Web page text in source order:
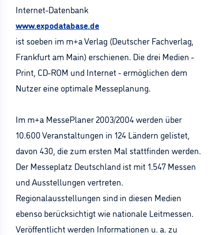
Internet-Datenbank
www.expodatabase.de
ist soeben im m+a Verlag (Deutscher Fachverlag,
Frankfurt am Main) erschienen. Die drei Medien -
Print, CD-ROM und Internet - ermöglichen dem
Nutzer eine optimale Messeplanung.
Im m+a MessePlaner 2003/2004 werden über
10.600 Veranstaltungen in 124 Ländern gelistet,
davon 430, die zum ersten Mal stattfinden werden.
Der Messeplatz Deutschland ist mit 1.547 Messen
und Ausstellungen vertreten.
Regionalausstellungen sind in diesen Medien
ebenso berücksichtigt wie nationale Leitmessen.
Veröffentlicht werden Informationen u. a. zu